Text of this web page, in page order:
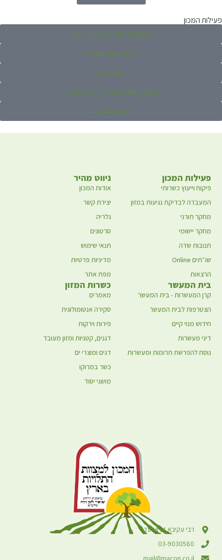
פעילות המכון
המעבדה לבדיקת נגיעות במזון
פיקוח וייעוץ כשרותי
מחקר תורני
מחקר יישומי במצוות התלויות בארץ
ימי עיון והרצאות
רבי עקיבא 4, אלעד
03-9030580
mail@macon.co.il
ניווט מהיר
אודות המכון
יצירת קשר
גלריה
סרטונים
תנאי שימוש
מדיניות פרטיות
מפת אתר
פעילות המכון
פיקוח וייעוץ כשרותי
המעבדה לבדיקת נגיעות במזון
מחקר תורני
מחקר יישומי
תנובות שדה
שו״תים Online
הרצאות
כשרות המזון
מאמרים
סקירה אנטומולוגית
פירות וירקות
דגנים, קטניות ומזון מעובד
דגים ומוצרי ים
כשר במרוקו
מושגי יסוד
בית המעשר
קרן המעשרות - בית המעשר
הצטרפות לבית המעשר
חידוש מנוי קיים
דיני מעשרות
נוסח להפרשת תרומות ומעשרות